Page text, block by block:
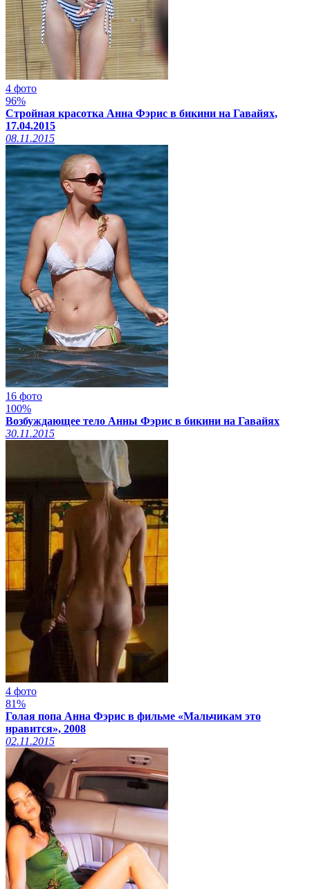
4 фото
96%
Стройная красотка Анна Фэрис в бикини на Гавайях,
17.04.2015
08.11.2015
16 фото
100%
Возбуждающее тело Анны Фэрис в бикини на Гавайях
30.11.2015
4 фото
81%
Голая попа Анна Фэрис в фильме «Мальчикам это
нравится», 2008
02.11.2015